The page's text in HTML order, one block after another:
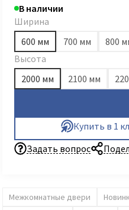
В наличии
Ширина
600 мм
700 мм 800
Высота
2000 мм
2100 мм
Купить в 1
Задать вопрос
Межкомнатные двери